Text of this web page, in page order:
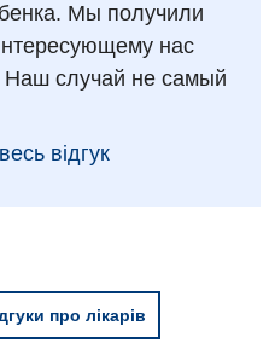
Мы получили
нас
Наш случай не самый
відгук
про лікарів